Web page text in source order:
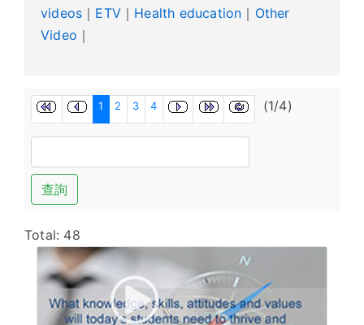
videos ｜ ETV ｜ Health education ｜ Other
Video ｜
1 2 3 4 (1/4)
查詢
Total: 48